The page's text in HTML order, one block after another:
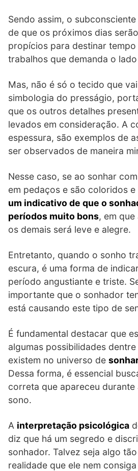
Sendo assim, o
de que os próximos dias
propícios para destinar tempo
trabalhos que demanda o
Mas, não é só o tecido que
simbologia do presságio,
que os outros detalhes
levados em consideração. A
espessura, são exemplos de
ser observados de maneira
Nesse caso, se ao sonhar
em pedaços e são coloridos e
um indicativo de que o
períodos muito bons, em
os demais será leve e alegre.
Entretanto, quando o sonho
escura, é uma forma de
período angustiante e triste.
importante que o sonhador
está causando este tipo de
É fundamental destacar que
algumas possibilidades
existem no universo de
Dessa forma, é essencial
correta que apareceu durante
sono.
A interpretação psicológica
diz que há um segredo e
sonhador. Talvez seja algo
realidade que ele nem